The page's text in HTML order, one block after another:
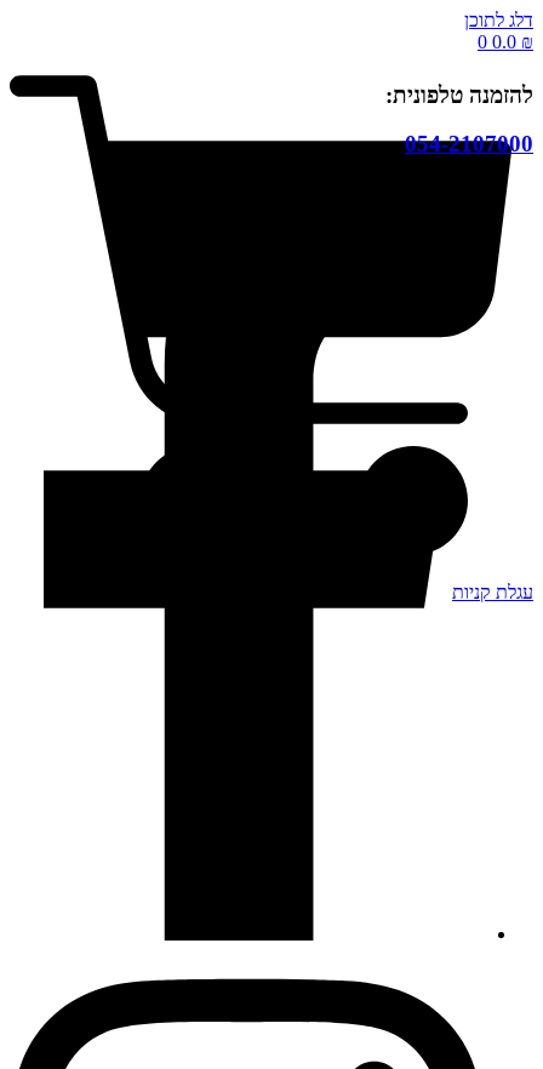
דלג לתוכן
0.0 ₪
0
עגלת קניות
להזמנה טלפונית:
054-2107000